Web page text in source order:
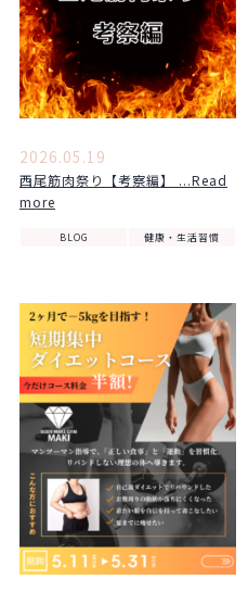
2026.05.19
西尾筋肉祭り【考察編】 ...Read
more
BLOG 健康・生活習慣